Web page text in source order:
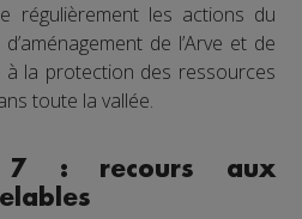
régulièrement les actions du
de l’Arve et de
la protection des ressources
toute la vallée.
7 : recours aux